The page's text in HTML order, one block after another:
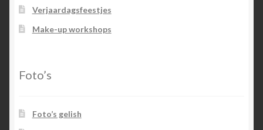
Verjaardagsfeestjes
Make-up workshops
Foto’s
Foto’s gelish